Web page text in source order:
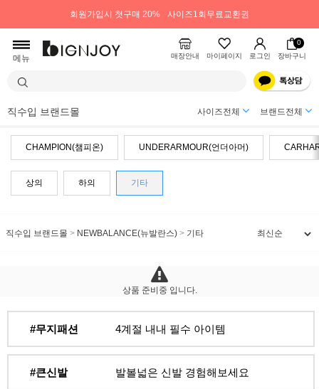
회원가입시 첫구매 20% 사이즈1회무료교환권
메뉴 매장안내 마이페이지 로그인
0
장바구니
직수입 브랜드몰 사이즈전체 브랜드전체
CHAMPION(챔피온) UNDERARMOUR(언더아머)
상의 하의 기타
직수입 브랜드몰 > NEWBALANCE(뉴발란스) > 기타
상품 준비중 입니다.
#무지패션 4계절 내내 필수 아이템
#큰신발 발볼넓은 신발 경험해보세요